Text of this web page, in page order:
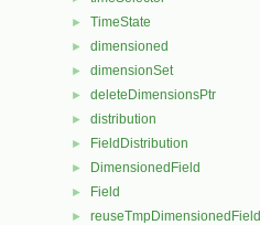
► TimeState
► dimensioned
► dimensionSet
► deleteDimensionsPtr
► distribution
► FieldDistribution
► DimensionedField
► Field
► reuseTmpDimensionedField